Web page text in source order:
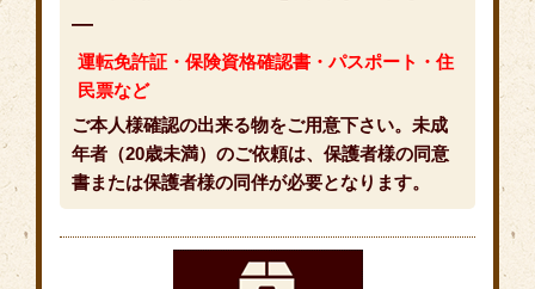
―
運転免許証・保険資格確認書・パスポート・住
民票など
ご本人様確認の出来る物をご用意下さい。未成
年者（20歳未満）のご依頼は、保護者様の同意
書または保護者様の同伴が必要となります。